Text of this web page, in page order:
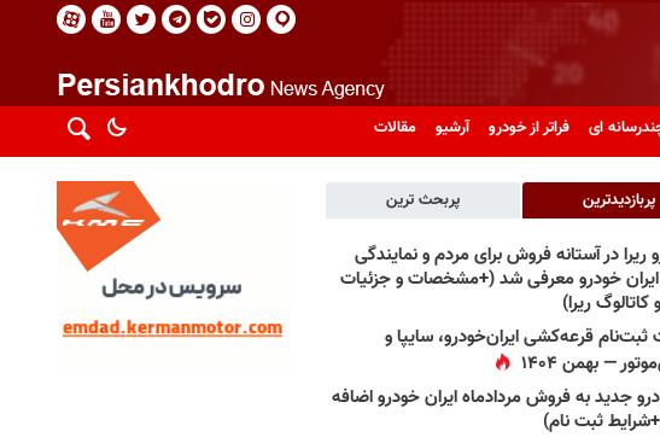
ای فراتر از خودرو آرشیو مقالات
پربازدیدترین پربحث ترین
ریرا در آستانه فروش برای مردم و نمایندگی
خودرو معرفی شد (+مشخصات و جزئیات
ریرا)
قرعه‌کشی ایران‌خودرو، سایپا و
— بهمن ۱۴۰۴
جدید به فروش مردادماه ایران خودرو اضافه
ثبت نام)